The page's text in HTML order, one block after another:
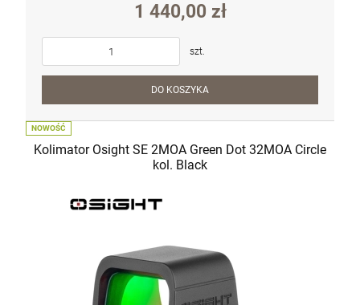
1 440,00 zł
szt.
DO KOSZYKA
Kolimator Osight SE 2MOA Green Dot 32MOA Circle
kol. Black
NOWOŚĆ